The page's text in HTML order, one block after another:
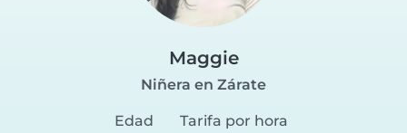
Maggie
Niñera en Zárate
Edad
Tarifa por hora